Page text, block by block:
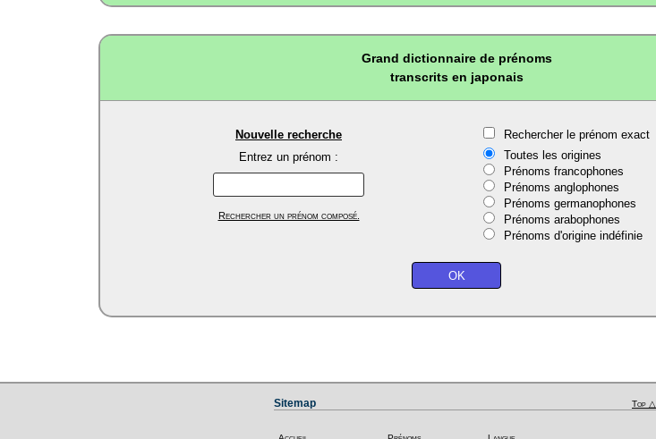
Grand dictionnaire de prénoms
transcrits en japonais
Nouvelle recherche
Entrez un prénom :
Rechercher un prénom composé.
Rechercher le prénom exact
Toutes les origines
Prénoms francophones
Prénoms anglophones
Prénoms germanophones
Prénoms arabophones
Prénoms d'origine indéfinie
Sitemap Top △